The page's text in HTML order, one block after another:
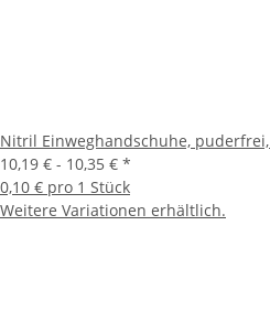
Nitril Einweghandschuhe,
10,19 € - 10,35 € *
0,10 € pro 1 Stück
Weitere Variationen erhältlich.